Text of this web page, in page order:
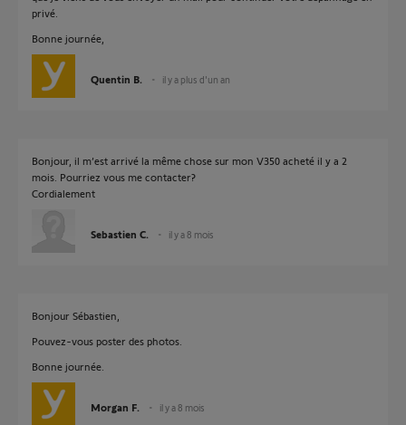
privé.
Bonne journée,
Quentin B. il y a plus d'un an
Bonjour, il m’est arrivé la même chose sur mon V350 acheté il y a 2
mois. Pourriez vous me contacter?
Cordialement
Sebastien C. il y a 8 mois
Bonjour Sébastien,
Pouvez-vous poster des photos.
Bonne journée.
Morgan F. il y a 8 mois